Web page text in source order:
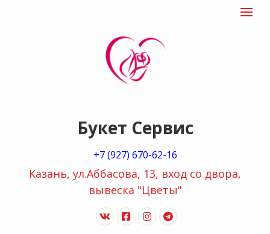
"Букет
сервис"
Букет Сервис
+7 (927) 670-62-16
Казань, ул.Аббасова, 13, вход со двора,
вывеска "Цветы"
vk
facebook-
instagram
telegram
Toggle